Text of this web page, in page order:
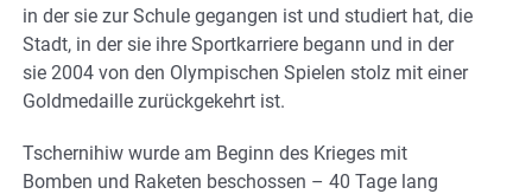
in der sie zur Schule gegangen ist und studiert hat, die
Stadt, in der sie ihre Sportkarriere begann und in der
sie 2004 von den Olympischen Spielen stolz mit einer
Goldmedaille zurückgekehrt ist.
Tschernihiw wurde am Beginn des Krieges mit
Bomben und Raketen beschossen – 40 Tage lang